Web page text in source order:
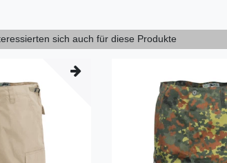
sich auch für diese Produkte